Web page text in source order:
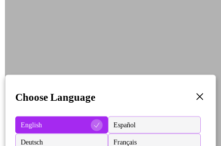
Choose Language
English Español
Deutsch Français